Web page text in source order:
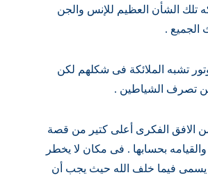
الشأن العظيم للإنس والجن
.
الملائكة فى شكلهم لكن
الشياطين .
الفكرى أعلى كتير من قصة
بحسابها . فى مكان لا يخطر
فيما خلف الله حيث يجب أن